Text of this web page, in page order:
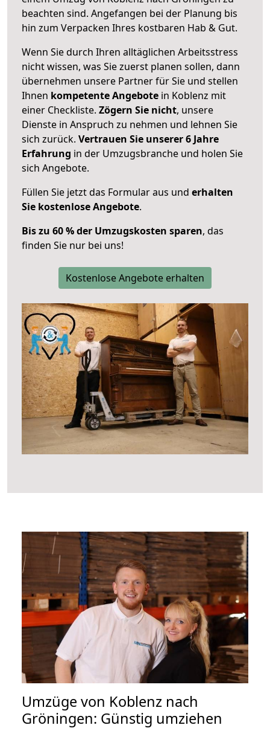
beachten sind. Angefangen bei der Planung bis
hin zum Verpacken Ihres kostbaren Hab & Gut.
Wenn Sie durch Ihren alltäglichen Arbeitsstress
nicht wissen, was Sie zuerst planen sollen, dann
übernehmen unsere Partner für Sie und stellen
Ihnen kompetente Angebote in Koblenz mit
einer Checkliste. Zögern Sie nicht, unsere
Dienste in Anspruch zu nehmen und lehnen Sie
sich zurück. Vertrauen Sie unserer 6 Jahre
Erfahrung in der Umzugsbranche und holen Sie
sich Angebote.
Füllen Sie jetzt das Formular aus und erhalten
Sie kostenlose Angebote.
Bis zu 60 % der Umzugskosten sparen, das
finden Sie nur bei uns!
Kostenlose Angebote erhalten
Umzüge von Koblenz nach
Gröningen: Günstig umziehen